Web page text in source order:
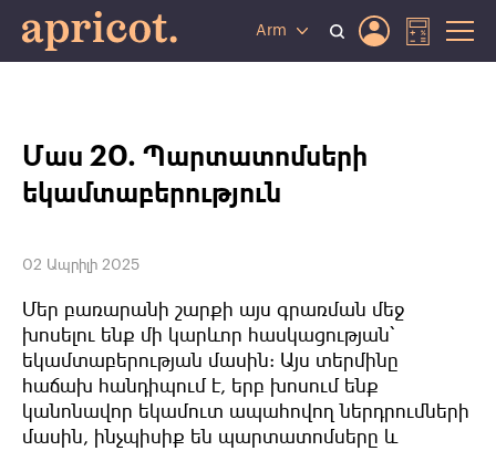
Arm
Մաս 20. Պարտատոմսերի
եկամտաբերություն
02 Ապրիլի 2025
Մեր բառարանի շարքի այս գրառման մեջ
խոսելու ենք մի կարևոր հասկացության՝
եկամտաբերության մասին: Այս տերմինը
հաճախ հանդիպում է, երբ խոսում ենք
կանոնավոր եկամուտ ապահովող ներդրումների
մասին, ինչպիսիք են պարտատոմսերը և